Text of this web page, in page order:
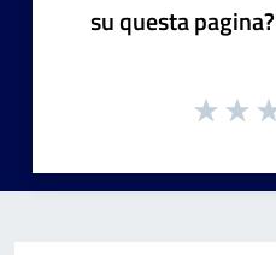
su questa pagina?